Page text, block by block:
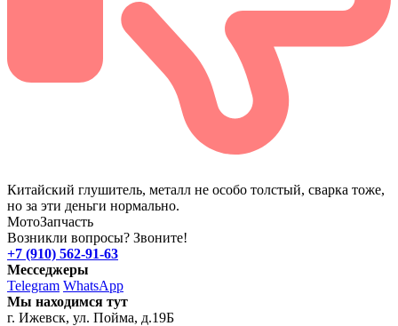
Китайский глушитель, металл не особо толстый, сварка тоже,
но за эти деньги нормально.
МотоЗапчасть
Возникли вопросы? Звоните!
+7 (910) 562-91-63
Месседжеры
Telegram WhatsApp
Мы находимся тут
г. Ижевск, ул. Пойма, д.19Б